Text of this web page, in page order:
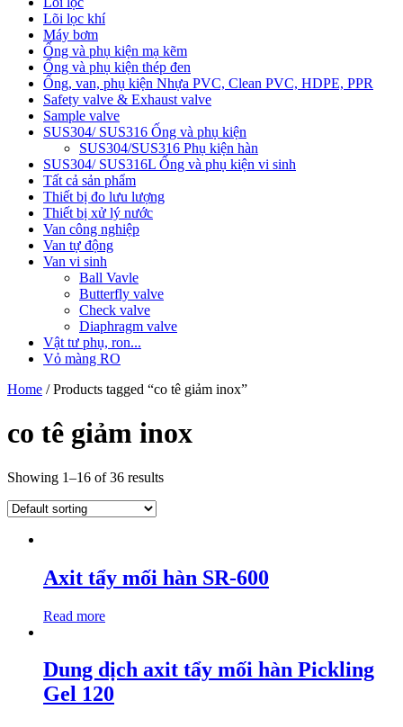
Lõi lọc khí
Máy bơm
Ống và phụ kiện mạ kẽm
Ống và phụ kiện thép đen
Ống, van, phụ kiện Nhựa PVC, Clean PVC, HDPE, PPR
Safety valve & Exhaust valve
Sample valve
SUS304/ SUS316 Ống và phụ kiện
SUS304/SUS316 Phụ kiện hàn
SUS304/ SUS316L Ống và phụ kiện vi sinh
Tất cả sản phẩm
Thiết bị đo lưu lượng
Thiết bị xử lý nước
Van công nghiệp
Van tự động
Van vi sinh
Ball Vavle
Butterfly valve
Check valve
Diaphragm valve
Vật tư phụ, ron...
Vỏ màng RO
Home / Products tagged “co tê giảm inox”
co tê giảm inox
Showing 1–16 of 36 results
Axit tẩy mối hàn SR-600
Read more
Dung dịch axit tẩy mối hàn Pickling
Gel 120